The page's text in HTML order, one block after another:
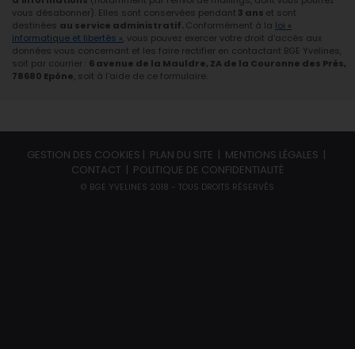
vous désabonner). Elles sont conservées pendant 3 ans et sont
destinées au service administratif. Conformément à la loi «
informatique et libertés » , vous pouvez exercer votre droit d'accès aux
données vous concernant et les faire rectifier en contactant BGE Yvelines,
soit par courrier :
6 avenue de la Mauldre, ZA de la Couronne des Prés,
78680 Epône , soit à l'aide de ce formulaire.
GESTION DES COOKIES | PLAN DU SITE | MENTIONS LÉGALES |
CONTACT | POLITIQUE DE CONFIDENTIALITÉ
© BGE YVELINES 2018 - TOUS DROITS RÉSERVÉS